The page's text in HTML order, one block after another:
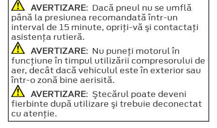
AVERTIZARE: Dacă pneul nu se umflă
până la presiunea recomandată într-un
interval de 15 minute, opriţi-vă şi contactaţi
asistenţa rutieră.
AVERTIZARE: Nu puneţi motorul în
funcţiune în timpul utilizării compresorului de
aer, decât dacă vehiculul este în exterior sau
într-o zonă bine aerisită.
AVERTIZARE: Ştecărul poate deveni
fierbinte după utilizare şi trebuie deconectat
cu atenţie.